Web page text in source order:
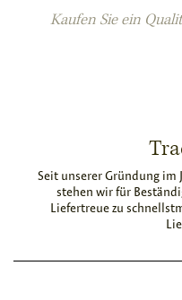
Kaufen Sie ein
Seit unserer Gründung im
stehen wir für
Liefertreue zu